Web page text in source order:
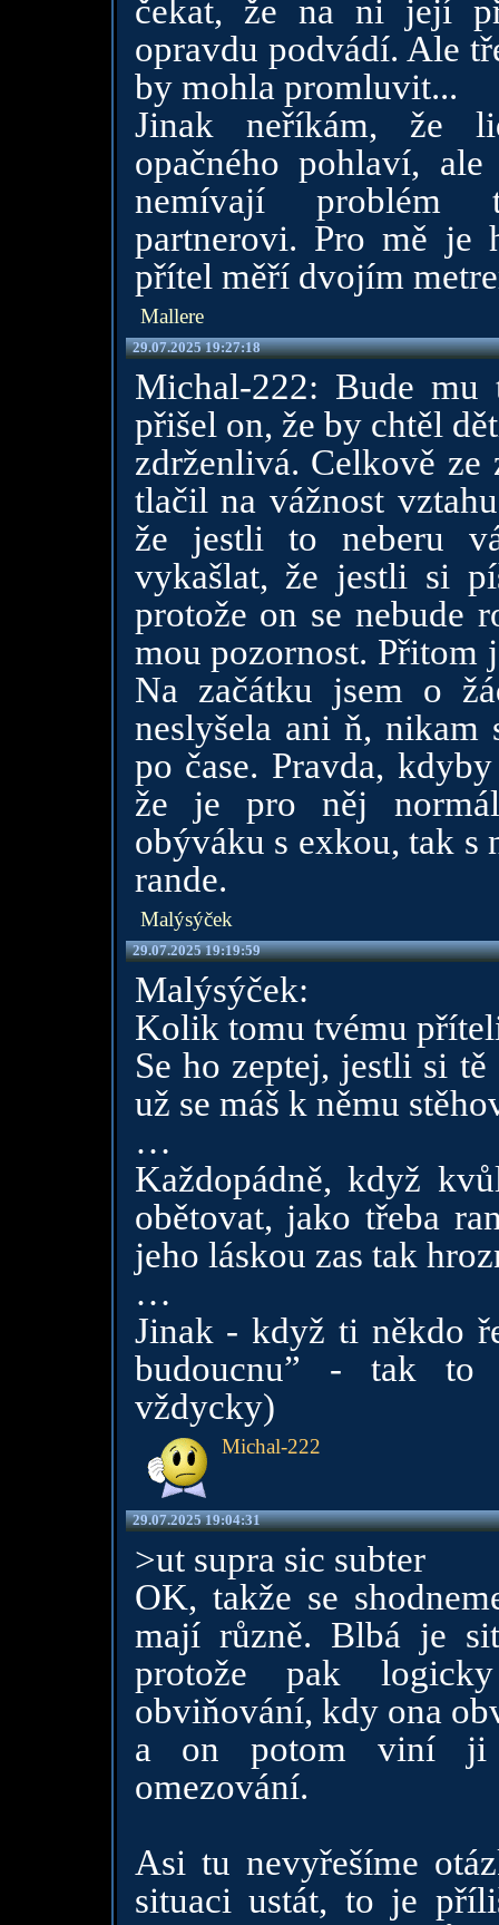
čekat, že na ni její
opravdu podvádí. Ale
by mohla promluvit...
Jinak neříkám, že
opačného pohlaví,
nemívají problém
partnerovi. Pro mě je
přítel měří dvojím
Mallere
29.07.2025 19:27:18
Michal-222: Bude
přišel on, že by chtěl
zdrženlivá. Celkově
tlačil na vážnost
že jestli to neberu
vykašlat, že jestli si
protože on se nebude
mou pozornost. Přitom
Na začátku jsem o
neslyšela ani ň,
po čase. Pravda,
že je pro něj
obýváku s exkou, tak
rande.
Malýsýček
29.07.2025 19:19:59
Malýsýček:
Kolik tomu tvému
Se ho zeptej, jestli si
už se máš k němu
…
Každopádně, když
obětovat, jako třeba
jeho láskou zas tak
…
Jinak - když ti někdo
budoucnu” - tak to
vždycky)
Michal-222
29.07.2025 19:04:31
>ut supra sic subter
OK, takže se
mají různě. Blbá je
protože pak
obviňování, kdy ona
a on potom viní ji
omezování.
Asi tu nevyřešíme
situaci ustát, to je